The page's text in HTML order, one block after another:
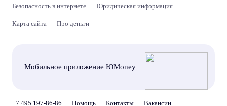
Безопасность в интернете Юридическая информация
Карта сайта Про деньги
Мобильное приложение ЮMoney
+7 495 197-86-86 Помощь Контакты Вакансии